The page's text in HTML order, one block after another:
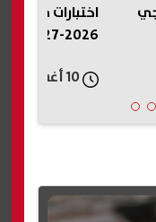
اختبارات مدارس
2026-2027.. اعرف مواصفات الأسئلة